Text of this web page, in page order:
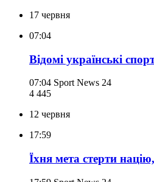
17 червня
07:04
Відомі українські
07:04 Sport News 24
4 445
12 червня
17:59
Їхня мета стерти